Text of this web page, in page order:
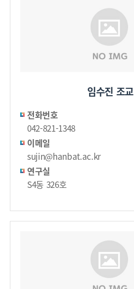
임수진 조교
전화번호
042-821-1348
이메일
sujin@hanbat.ac.kr
연구실
S4동 326호